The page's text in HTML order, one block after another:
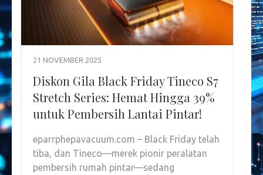
21 NOVEMBER 2025
Diskon Gila Black Friday Tineco S7
Stretch Series: Hemat Hingga 39%
untuk Pembersih Lantai Pintar!
eparrphepavacuum.com – Black Friday telah
tiba, dan Tineco—merek pionir peralatan
pembersih rumah pintar—sedang